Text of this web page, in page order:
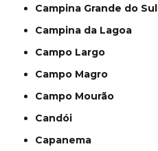
Campina Grande do Sul
Campina da Lagoa
Campo Largo
Campo Magro
Campo Mourão
Candói
Capanema